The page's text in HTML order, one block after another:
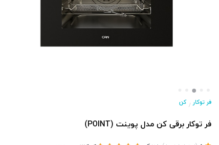
فر توکار / کن
فر توکار برقی کن مدل پوینت (POINT)